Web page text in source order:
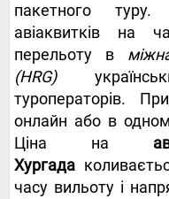
пакетного
авіаквитків на
перельоту в
(HRG)
туроператорів.
онлайн або в
Ціна на
Хургада
часу вильоту і